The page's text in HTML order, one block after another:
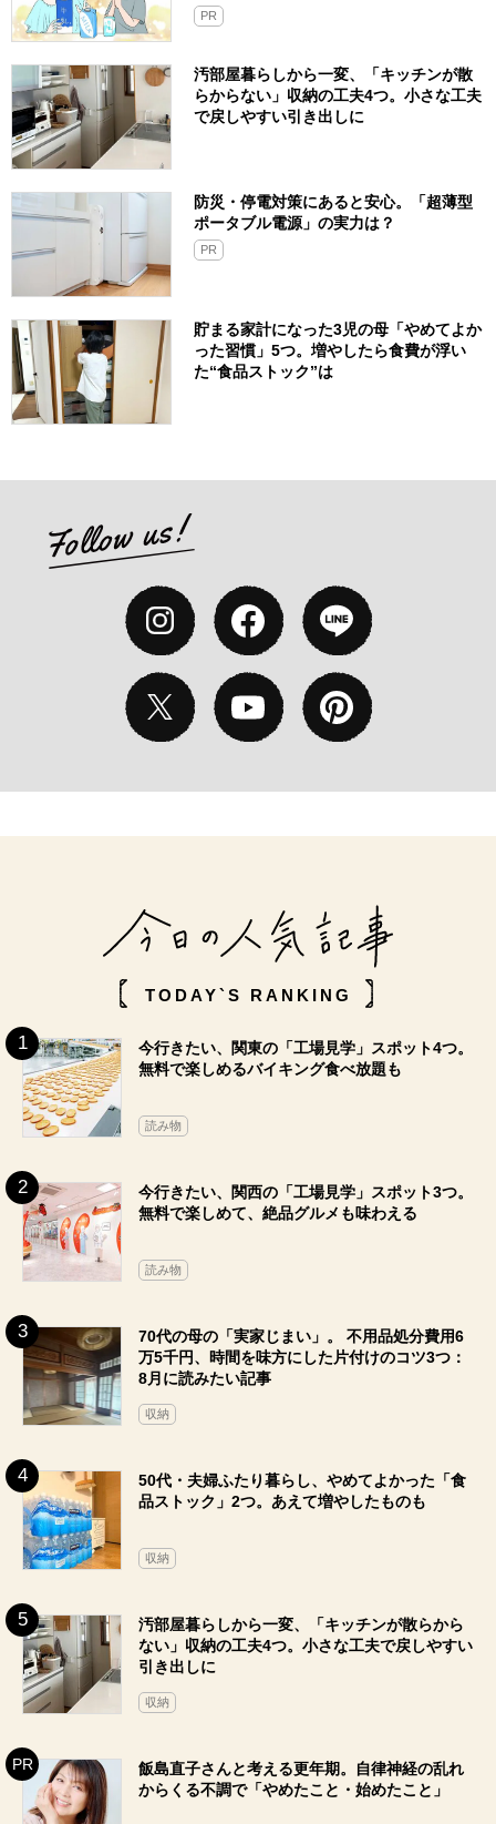
PR
汚部屋暮らしから一変、「キッチンが散
らからない」収納の工夫4つ。小さな工夫
で戻しやすい引き出しに
防災・停電対策にあると安心。「超薄型
ポータブル電源」の実力は？​
PR
貯まる家計になった3児の母「やめてよか
った習慣」5つ。増やしたら食費が浮い
た“食品ストック”は
TODAY`S RANKING
今行きたい、関東の「工場見学」スポット4つ。
無料で楽しめるバイキング食べ放題も
読み物
今行きたい、関西の「工場見学」スポット3つ。
無料で楽しめて、絶品グルメも味わえる
読み物
70代の母の「実家じまい」。 不用品処分費用6
万5千円、時間を味方にした片付けのコツ3つ：
8月に読みたい記事
収納
50代・夫婦ふたり暮らし、やめてよかった「食
品ストック」2つ。あえて増やしたものも
収納
汚部屋暮らしから一変、「キッチンが散らから
ない」収納の工夫4つ。小さな工夫で戻しやすい
引き出しに
収納
飯島直子さんと考える更年期。自律神経の乱れ
からくる不調で「やめたこと・始めたこと」